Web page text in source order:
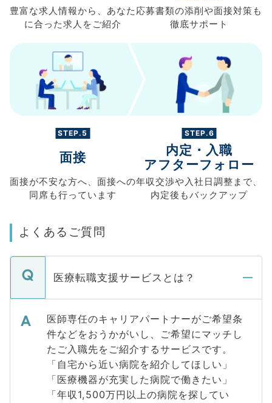
豊富な求人情報から、 あなた
に合った求人を ご紹介
応募書類の添削や面接対策も
徹底サポート
STEP.5
面接
面接が不安な方へ、 面接への
同席も行っています
STEP.6
内定・入職
アフターフォロー
年収交渉や入社日調整まで、
内定後もバックアップ
よくあるご質問
医療転職支援サービスとは？
医師専任のキャリアパートナーがご希望条
件などをおうかがいし、ご希望にマッチし
たご入職先をご紹介するサービスです。
「自宅から近い病院を紹介してほしい」
「医療機器が充実した病院で働きたい」
「年収1,500万円以上の病院を探してい